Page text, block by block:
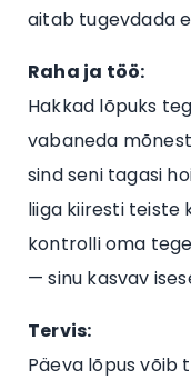
aitab tugevdada
Raha ja töö:
Hakkad lõpuks
vabaneda
sind seni tagasi
liiga kiiresti teiste
kontrolli oma
— sinu kasvav
Tervis:
Päeva lõpus võib